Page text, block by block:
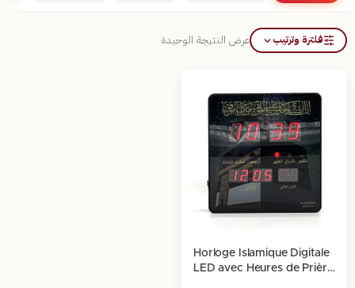
فلترة وترتيب عرض النتيجة الوحيدة
Horloge Islamique Digitale
LED avec Heures de Prière